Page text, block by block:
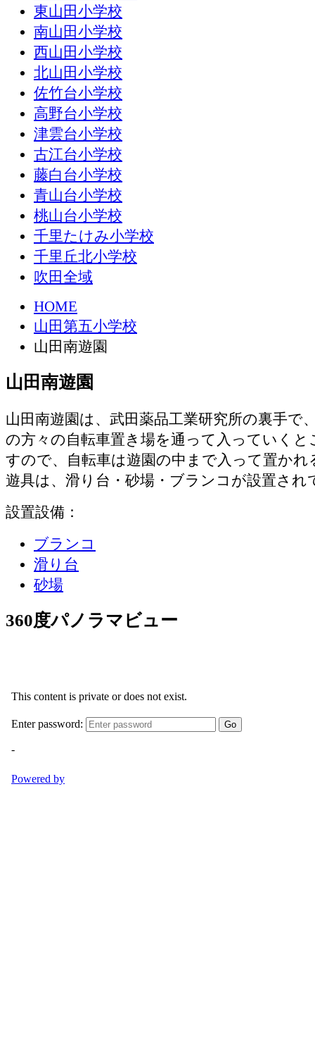
東山田小学校
南山田小学校
西山田小学校
北山田小学校
佐竹台小学校
高野台小学校
津雲台小学校
古江台小学校
藤白台小学校
青山台小学校
桃山台小学校
千里たけみ小学校
千里丘北小学校
吹田全域
HOME
山田第五小学校
山田南遊園
山田南遊園
山田南遊園は、武田薬品工業研究所の裏手で
の方々の自転車置き場を通って入っていく
すので、自転車は遊園の中まで入って置か
遊具は、滑り台・砂場・ブランコが設置され
設置設備：
ブランコ
滑り台
砂場
360度パノラマビュー